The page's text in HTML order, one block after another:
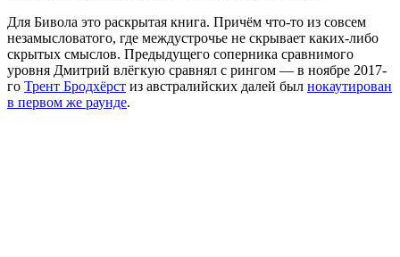
Для Бивола это раскрытая книга. Причём что-то из совсем
незамысловатого, где междустрочье не скрывает каких-либо
скрытых смыслов. Предыдущего соперника сравнимого
уровня Дмитрий влёгкую сравнял с рингом — в ноябре 2017-
го Трент Бродхёрст из австралийских далей был нокаутирован
в первом же раунде.